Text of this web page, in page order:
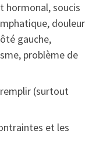
hormonal, soucis
douleur
gauche,
problème de
(surtout
et les